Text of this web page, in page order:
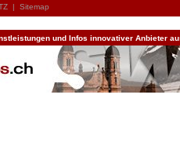
| Sitemap
und Infos innovativer Anbieter